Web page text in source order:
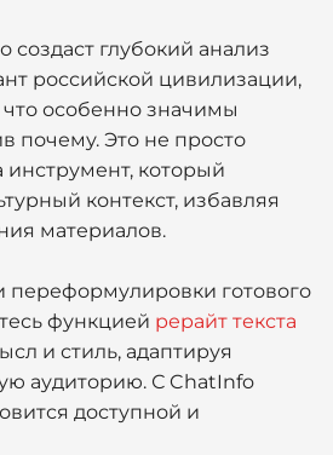
глубокий анализ
российской цивилизации,
особенно значимы
почему. Это не просто
инструмент, который
контекст, избавляя
материалов.
переформулировки готового
функцией рерайт текста
и стиль, адаптируя
аудиторию. С ChatInfo
доступной и